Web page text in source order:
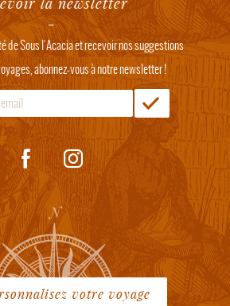
de Sous l'Acacia et recevoir nos suggestions
abonnez-vous à notre newsletter !
votre voyage